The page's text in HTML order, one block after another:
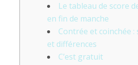
Le tableau de score
en fin de manche
Contrée et coinchée :
et différences
C’est gratuit